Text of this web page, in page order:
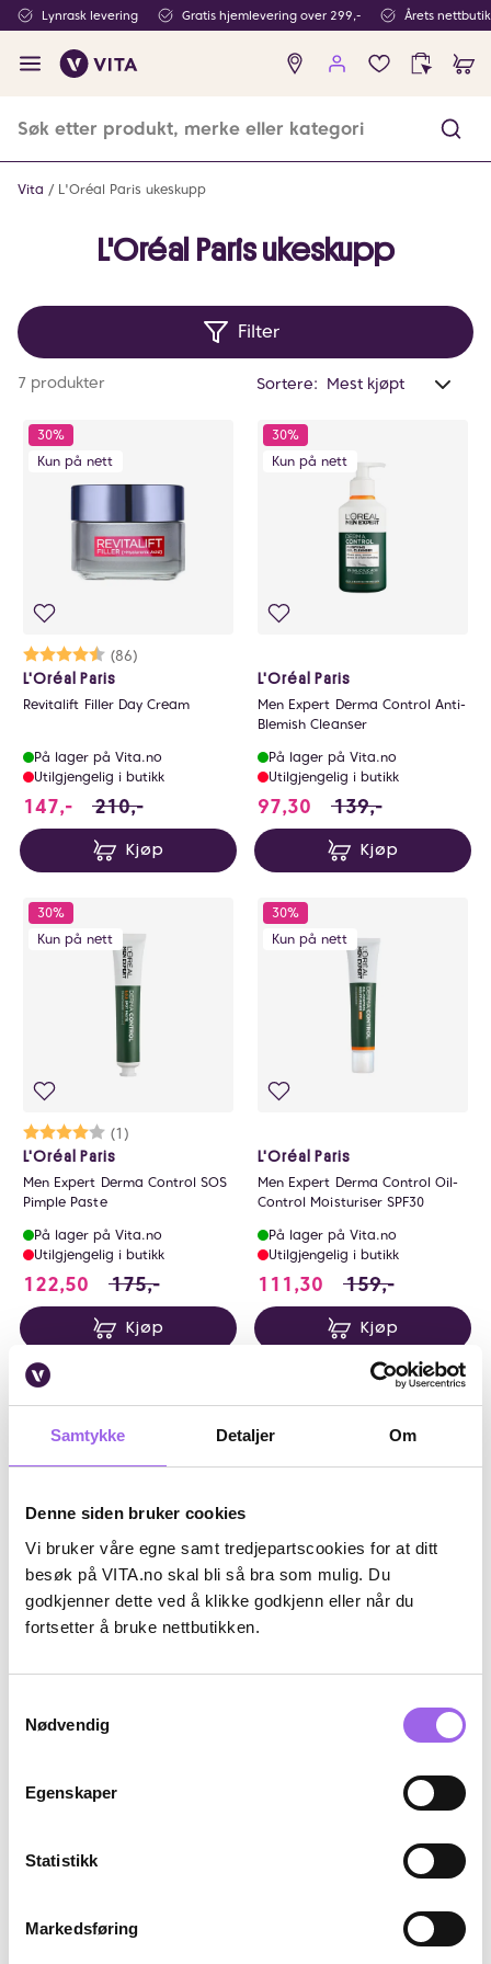
Samtykke Detaljer Om
Denne siden bruker cookies
Vi bruker våre egne samt tredjepartscookies for at ditt
besøk på VITA.no skal bli så bra som mulig. Du
godkjenner dette ved å klikke godkjenn eller når du
fortsetter å bruke nettbutikken.
Nødvendig
Egenskaper
Statistikk
Markedsføring
Lynrask levering Gratis hjemlevering over 299,- Årets
Ingen
produkter
Vita L'Oréal Paris ukeskupp
L'Oréal Paris ukeskupp
Filter
7 produkter Sortere:
30%
Kun på nett
Karakter:
(86)
4.7 av 5 mulige
L'Oréal Paris
Revitalift Filler Day Cream
På lager på Vita.no
Utilgjengelig i butikk
147,- 147 i stedet for 210 NOK, du sparer 63 NOK
210,-
Kjøp
30%
Kun på nett
L'Oréal Paris
Men Expert Derma Control Anti-
Blemish Cleanser
På lager på Vita.no
Utilgjengelig i butikk
97,30 97.3 i stedet for
139,-
Kjøp
30%
Kun på nett
Karakter:
(1)
4.0 av 5 mulige
L'Oréal Paris
Men Expert Derma Control SOS
Pimple Paste
På lager på Vita.no
Utilgjengelig i butikk
122,50 122.5 i stedet for 175 NOK, du sparer 52.5
175,-
Kjøp
30%
Kun på nett
L'Oréal Paris
Men Expert Derma Control Oil-
Control Moisturiser SPF30
På lager på Vita.no
Utilgjengelig i butikk
111,30 111.3 i stedet for
159,-
Kjøp
25%
Karakter:
(43)
4.4 av 5 mulige
L'Oréal Paris
Foundation Powder
På lager i 1 butikk
Velg farge
Karakter:
(90)
4.6 av 5 mulige
L'Oréal Paris
Overvåk produkt
Bestselger
Kun på nett